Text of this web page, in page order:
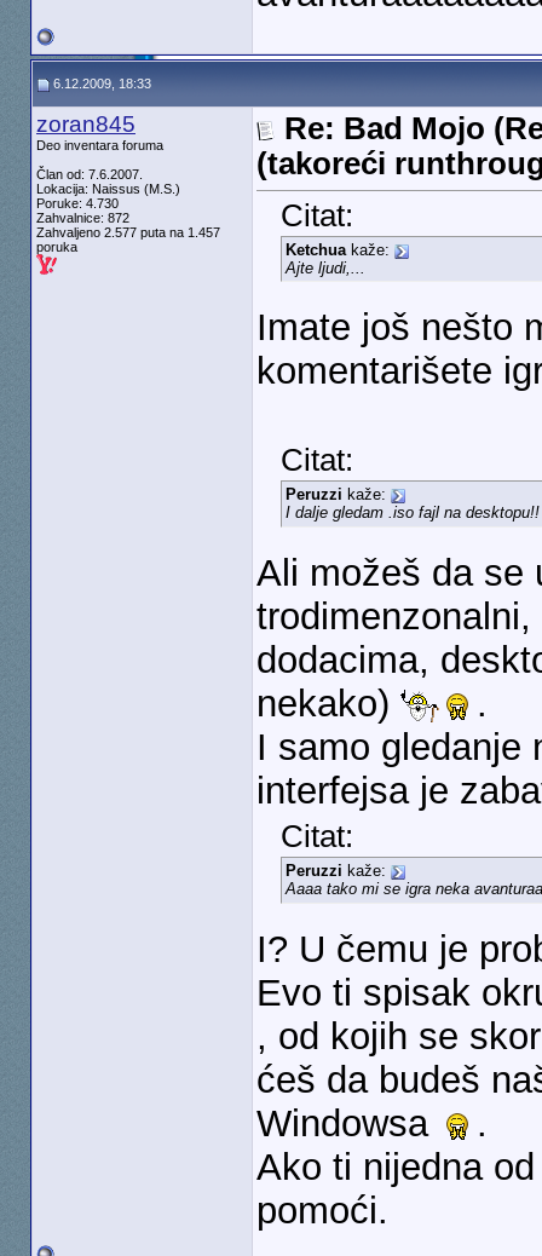
6.12.2009, 18:33
zoran845
Deo inventara foruma
Član od: 7.6.2007.
Lokacija: Naissus (M.S.)
Poruke: 4.730
Zahvalnice: 872
Zahvaljeno 2.577 puta na 1.457
poruka
Re: Bad Mojo
(takoreći
Citat:
Ketchuakaže:
Ajte ljudi,...
Imate još nešto
komentarišete
Citat:
Peruzzi kaže:
I dalje gledam .iso fajl na
Ali možeš da se
dodacima,
nekako)
.
I samo gledanje
interfejsa je
Citat:
Peruzzi kaže:
Aaaa tako mi se igra neka
I? U čemu je
Evo ti spisak
, od kojih se
ćeš da budeš
Windowsa
.
Ako ti nijedna
pomoći.